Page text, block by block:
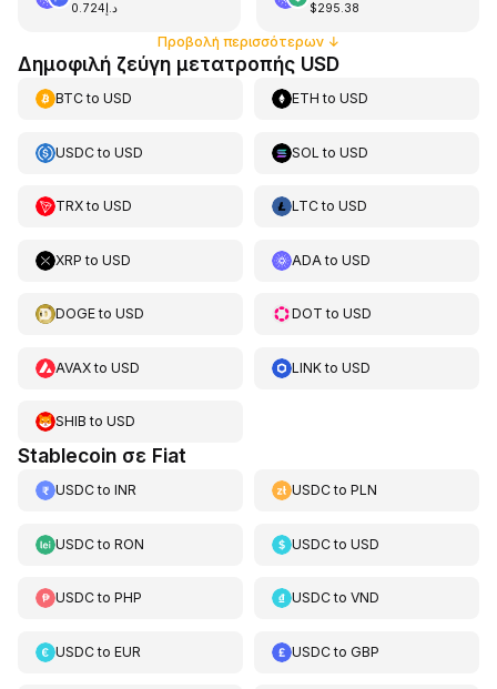
د.إ0.724 $295.38
Προβολή περισσότερων↓
Δημοφιλή ζεύγη μετατροπής USD
BTCto USD ETH toUSD
USDCto USD SOL toUSD
TRXto USD LTCtoUSD
XRP to USD ADA toUSD
DOGEto USD DOT toUSD
AVAXto USD LINKtoUSD
SHIB to USD
Stablecoin σε Fiat
USDCto INR USDCtoPLN
USDCto RON USDCtoUSD
USDCto PHP USDCtoVND
USDCto EUR USDCtoGBP